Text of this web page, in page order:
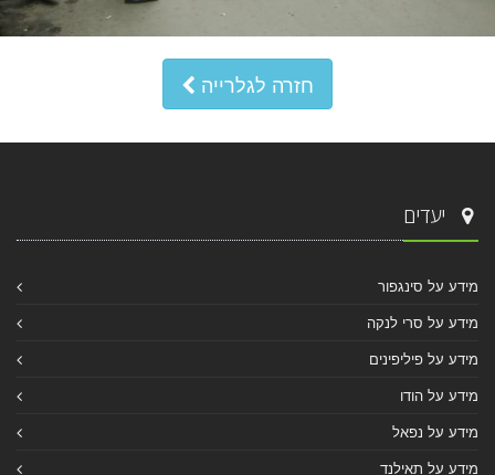
חזרה לגלרייה
יעדים
מידע על סינגפור
מידע על סרי לנקה
מידע על פיליפינים
מידע על הודו
מידע על נפאל
מידע על תאילנד